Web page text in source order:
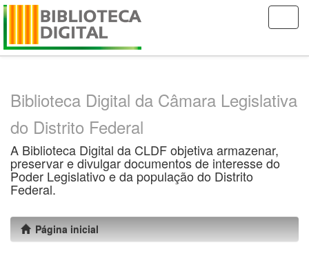
Skip
Biblioteca Digital da Câmara Legislativa
do Distrito Federal
A Biblioteca Digital da CLDF objetiva armazenar,
preservar e divulgar documentos de interesse do
Poder Legislativo e da população do Distrito
Federal.
Página inicial